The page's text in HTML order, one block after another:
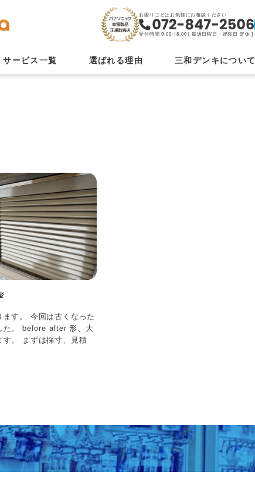
お困りごとはお気軽にお相談ください
受付時間 9:00-18:00 [ 毎週日曜日・祝祭日 定休 ]
サービス一覧 選ばれる理由 三和デンキについて
す。 今回は古くなった
た。 before after 形、大
す。 まずは採寸、見積